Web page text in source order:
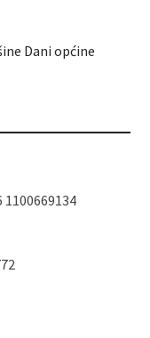
Dani općine
1100669134